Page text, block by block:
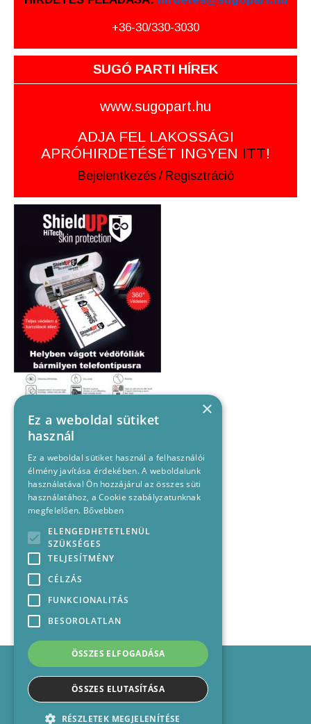
+36-30/330-3030
SUGÓ PARTI HÍREK
www.sugopart.hu
ADJA FEL LAKOSSÁGI
APRÓHIRDETÉSÉT INGYEN ITT!
Bejelentkezés / Regisztráció
Impresszum
Médiajánlat
Felhasználási feltételek
×
Ez a weboldal sütiket
használ
Ez a weboldal sütiket használ a felhasználói
élmény javítása érdekében. A weboldalunk
használatával Ön hozzájárul az összes süti
használatához, a Cookie szabályzatunknak
megfelelően. Bővebben
ELENGEDHETETLENÜL
SZÜKSÉGES
TELJESÍTMÉNY
CÉLZÁS
FUNKCIONALITÁS
BESOROLATLAN
ÖSSZES ELFOGADÁSA
ÖSSZES ELUTASÍTÁSA
RÉSZLETEK MEGJELENÍTÉSE